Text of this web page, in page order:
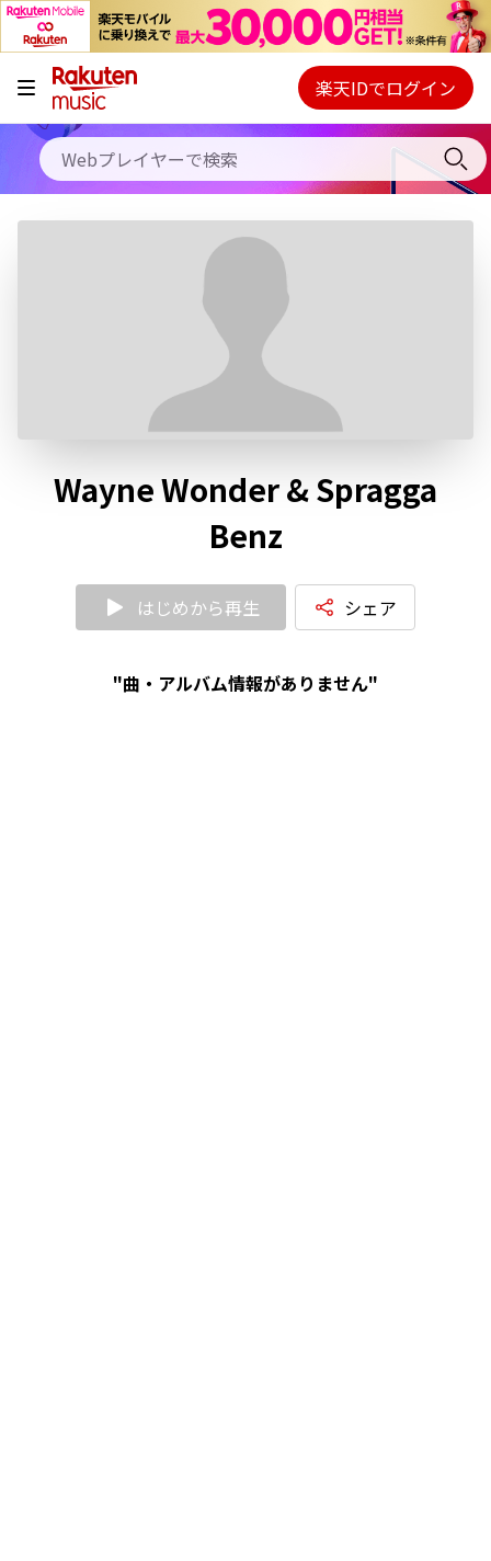
キャンペーン
料金プラン
使い方
Webプレイヤー
ご契約内容の確認・変更
楽天IDでログイン
Wayne Wonder & Spragga
Benz
はじめから再生 シェア
"曲・アルバム情報がありません"